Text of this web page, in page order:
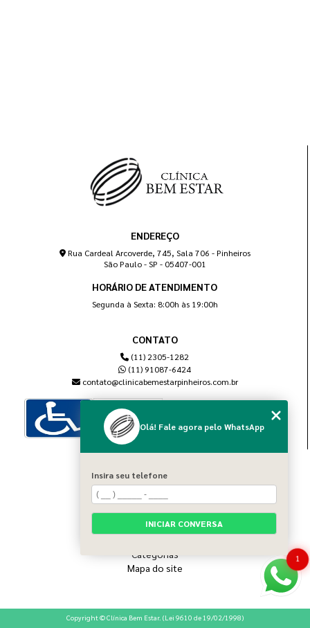
ENDEREÇO
Rua Cardeal Arcoverde, 745, Sala 706 - Pinheiros
São Paulo - SP - 05407-001
HORÁRIO DE ATENDIMENTO
Segunda à Sexta: 8:00h às 19:00h
CONTATO
(11) 2305-1282
(11) 91087-6424
contato@clinicabemestarpinheiros.com.br
Home
Sobre nós
Blog
Serviços
Categorias
Mapa do site
Copyright © Clínica Bem Estar. (Lei 9610 de 19/02/1998)
1
Olá! Fale agora pelo WhatsApp
Insira seu telefone
INICIAR CONVERSA